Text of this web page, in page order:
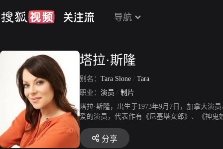
导航
塔拉·斯隆
别名： Tara Slone / Tara
职业： 演员 / 制片
塔拉·斯隆，出生于1973年9月7日，加拿大演
爱的演员，代表作有《尼基塔女郎》、《神鬼
分享